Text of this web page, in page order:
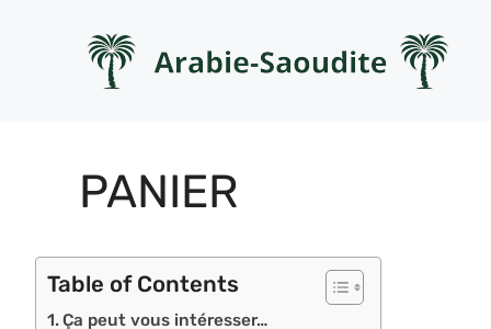
PANIER
Table of Contents
Ça peut vous intéresser…